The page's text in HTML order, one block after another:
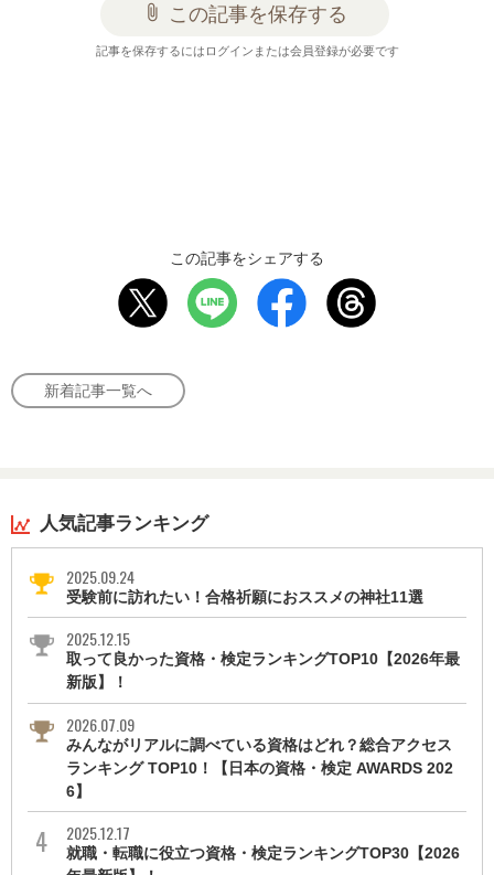
attach_file この記事を保存する
記事を保存するにはログインまたは会員登録が必要です
この記事をシェアする
新着記事一覧へ
人気記事ランキング
2025.09.24
受験前に訪れたい！合格祈願におススメの神社11選
2025.12.15
取って良かった資格・検定ランキングTOP10【2026年最
新版】！
2026.07.09
みんながリアルに調べている資格はどれ？総合アクセス
ランキング TOP10！【日本の資格・検定 AWARDS 202
6】
2025.12.17
就職・転職に役立つ資格・検定ランキングTOP30【2026